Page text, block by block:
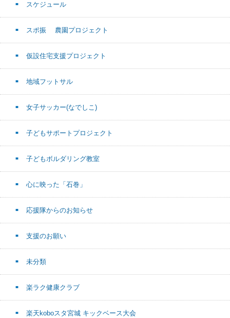
スケジュール
スポ振 農園プロジェクト
仮設住宅支援プロジェクト
地域フットサル
女子サッカー(なでしこ)
子どもサポートプロジェクト
子どもボルダリング教室
心に映った「石巻」
応援隊からのお知らせ
支援のお願い
未分類
楽ラク健康クラブ
楽天koboスタ宮城 キックベース大会